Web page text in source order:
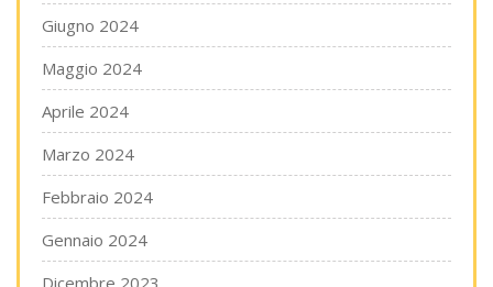
Giugno 2024
Maggio 2024
Aprile 2024
Marzo 2024
Febbraio 2024
Gennaio 2024
Dicembre 2023